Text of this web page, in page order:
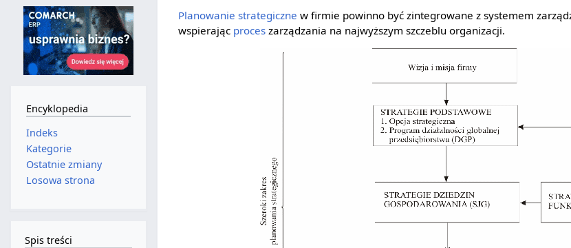
Planowanie strategiczne w firmie powinno być zintegrowane z systemem
wspierając proces zarządzania na najwyższym szczeblu organizacji.
Encyklopedia
Indeks
Kategorie
Ostatnie zmiany
Losowa strona
Spis treści